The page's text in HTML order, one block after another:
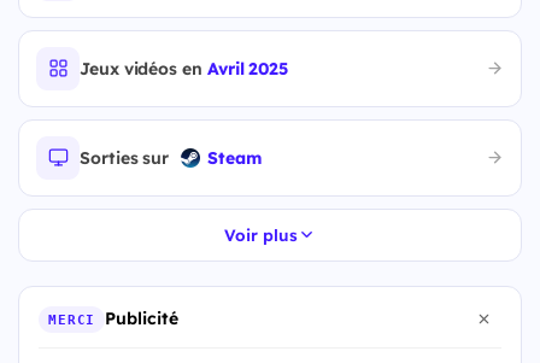
Jeux vidéos en Avril 2025
Sorties sur Steam
Voir plus
MERCI Publicité